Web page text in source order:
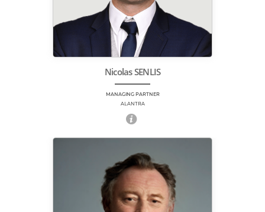
Nicolas SENLIS
MANAGING PARTNER
ALANTRA